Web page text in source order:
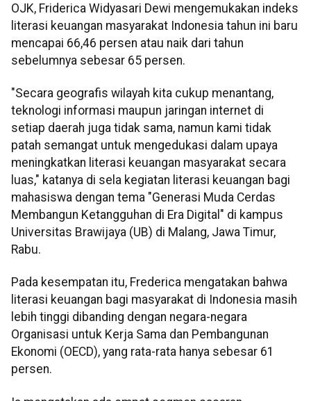
OJK, Friderica Widyasari Dewi mengemukakan indeks
literasi keuangan masyarakat Indonesia tahun ini baru
mencapai 66,46 persen atau naik dari tahun
sebelumnya sebesar 65 persen.
"Secara geografis wilayah kita cukup menantang,
teknologi informasi maupun jaringan internet di
setiap daerah juga tidak sama, namun kami tidak
patah semangat untuk mengedukasi dalam upaya
meningkatkan literasi keuangan masyarakat secara
luas," katanya di sela kegiatan literasi keuangan bagi
mahasiswa dengan tema "Generasi Muda Cerdas
Membangun Ketangguhan di Era Digital" di kampus
Universitas Brawijaya (UB) di Malang, Jawa Timur,
Rabu.
Pada kesempatan itu, Frederica mengatakan bahwa
literasi keuangan bagi masyarakat di Indonesia masih
lebih tinggi dibanding dengan negara-negara
Organisasi untuk Kerja Sama dan Pembangunan
Ekonomi (OECD), yang rata-rata hanya sebesar 61
persen.